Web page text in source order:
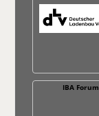
IBA Forum